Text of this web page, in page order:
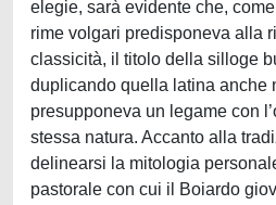
elegie, sarà evidente che,
rime volgari predisponeva alla
classicità, il titolo della silloge
duplicando quella latina anche
presupponeva un legame con
stessa natura. Accanto alla
delinearsi la mitologia
pastorale con cui il Boiardo